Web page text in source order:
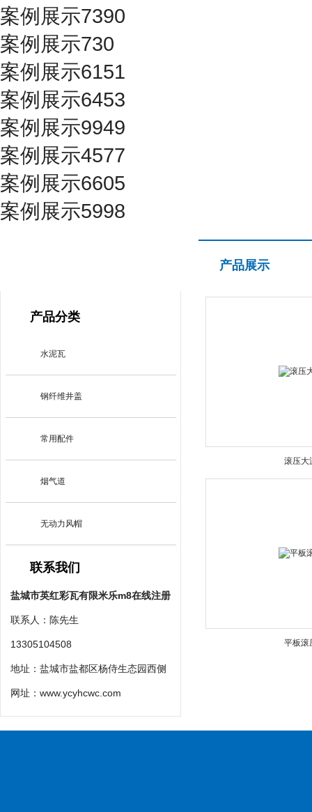
案例展示7390
案例展示730
案例展示6151
案例展示6453
案例展示9949
案例展示4577
案例展示6605
案例展示5998
产品分类
水泥瓦
钢纤维井盖
常用配件
烟气道
无动力风帽
联系我们
盐城市英红彩瓦有限米乐m8在线注册
联系人：陈先生
13305104508
地址：盐城市盐都区杨侍生态园西侧
网址： www.ycyhcwc.com
产品展示
滚压大
平板滚